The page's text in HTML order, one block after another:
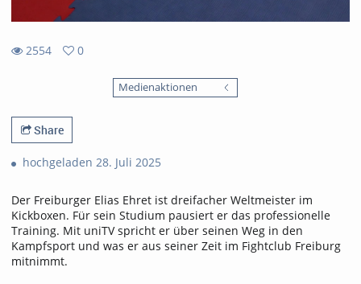
2554
0
Medienaktionen
Share
hochgeladen 28. Juli 2025
Der Freiburger Elias Ehret ist dreifacher Weltmeister im
Kickboxen. Für sein Studium pausiert er das professionelle
Training. Mit uniTV spricht er über seinen Weg in den
Kampfsport und was er aus seiner Zeit im Fightclub Freiburg
mitnimmt.